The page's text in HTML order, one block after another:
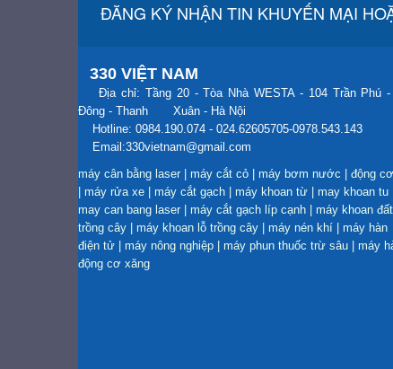
ĐĂNG KÝ NHẬN TIN KHUYẾN MẠI
330 VIỆT NAM
Địa chỉ: Tầng 20 - Tòa Nhà WESTA - 104 Trần Phú -
Đông - Thanh Xuân - Hà Nội
Hotline: 0984.190.074 - 024.62605705-0978.543.143
Email:330vietnam@gmail.com
máy cân bằng laser
máy cắt cỏ máy bơm nước
động
máy rửa xe máy cắt gạch máy khoan từ may khoan tu
may can bang laser
máy cắt gạch líp cạnh
máy khoan đất
trồng cây
máy khoan lỗ trồng cây máy nén khí
máy hàn
điện tử
máy nông nghiệp máy phun thuốc trừ sâu máy
động cơ xăng